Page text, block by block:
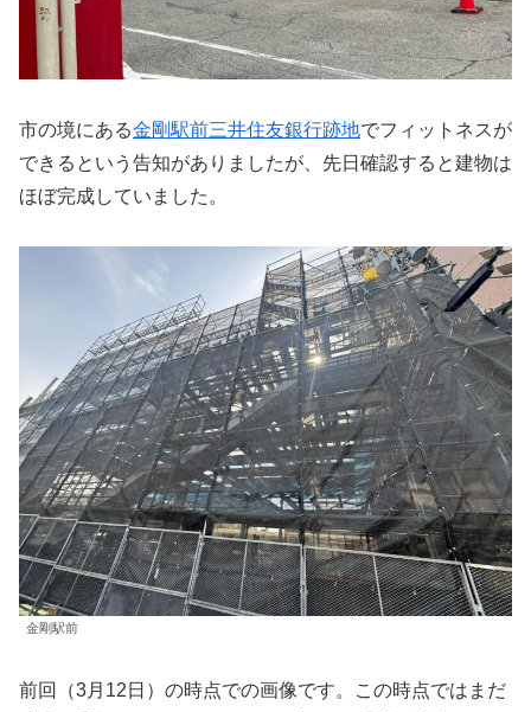
市の境にある金剛駅前三井住友銀行跡地でフィットネスが
できるという告知がありましたが、先日確認すると建物は
ほぼ完成していました。
金剛駅前
前回（3月12日）の時点での画像です。この時点ではまだ